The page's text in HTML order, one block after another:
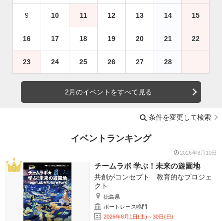
9 10 11 12 13 14 15
16 17 18 19 20 21 22
23 24 25 26 27 28
2月のイベントをすべて見る
条件を変更して検索
イベントランキング
2026年8月10日
チームラボ 学ぶ！未来の遊園地
共創がコンセプト 教育的なプロジェ
クト
徳島県
ボートレース鳴門
2026年8月1日(土)～30日(日)